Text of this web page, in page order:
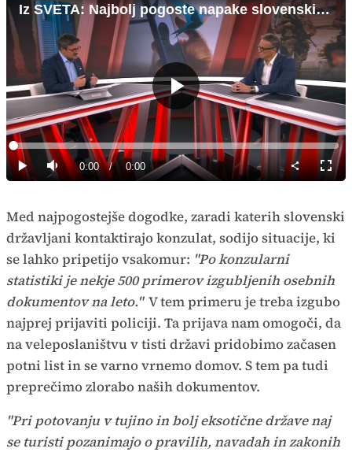
Iz SVETA: Najbolj pogoste napake slovenskih turistov v tujini
Predvajaj
Predvajaj
Tiho Current
0:00 / Duration
0:00
Loaded:
0%
način
Med najpogostejše dogodke, zaradi katerih slovenski
državljani kontaktirajo konzulat, sodijo situacije, ki
se lahko pripetijo vsakomur: "Po konzularni
statistiki je nekje 500 primerov izgubljenih osebnih
dokumentov na leto." V tem primeru je treba izgubo
najprej prijaviti policiji. Ta prijava nam omogoči, da
na veleposlaništvu v tisti državi pridobimo začasen
potni list in se varno vrnemo domov. S tem pa tudi
preprečimo zlorabo naših dokumentov.
"Pri potovanju v tujino in bolj eksotične države naj
se turisti pozanimajo o pravilih, navadah in zakonih